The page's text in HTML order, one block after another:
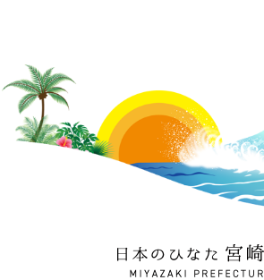
日本のひなた 宮崎県
MIYAZAKI PREFECTURE